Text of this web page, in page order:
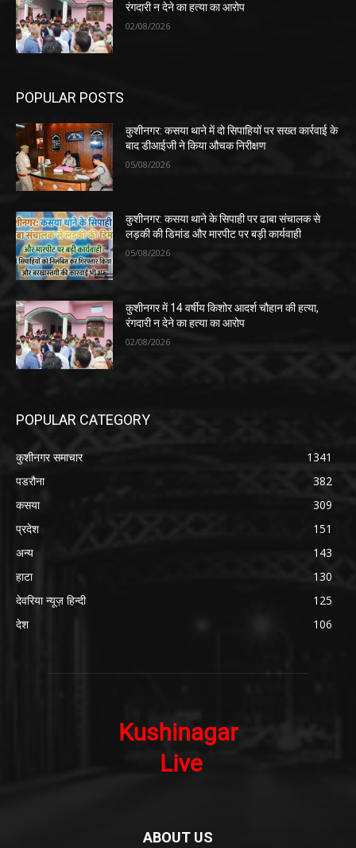
रंगदारी न देने का हत्या का आरोप
02/08/2026
POPULAR POSTS
कुशीनगर: कसया थाने में दो सिपाहियों पर सख्त कार्रवाई के
बाद डीआईजी ने किया औचक निरीक्षण
05/08/2026
कुशीनगर: कसया थाने के सिपाही पर ढाबा संचालक से
लड़की की डिमांड और मारपीट पर बड़ी कार्यवाही
05/08/2026
कुशीनगर में 14 वर्षीय किशोर आदर्श चौहान की हत्या,
रंगदारी न देने का हत्या का आरोप
02/08/2026
POPULAR CATEGORY
कुशीनगर समाचार
1341
पडरौना
382
कसया
309
प्रदेश
151
अन्य
143
हाटा
130
देवरिया न्यूज़ हिन्दी
125
देश
106
ABOUT US